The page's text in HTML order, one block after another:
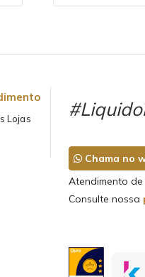
Lojas
Chama no
Atendimento
Consulte nossa